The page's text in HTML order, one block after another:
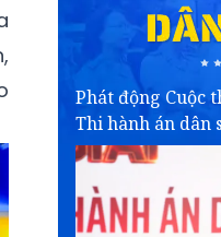
Phát động Cuộc
Thi hành án dân